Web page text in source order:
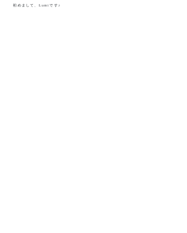
初めまして、Lumiです♪